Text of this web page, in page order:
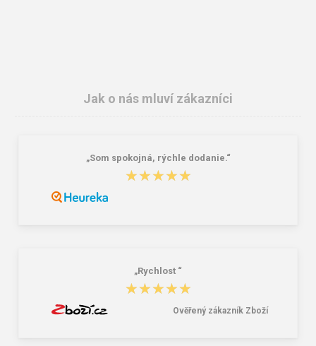
BEFADO 067D002 dámské
pantofle CLIP MummyMe růžové
354,00 Kč
Jak o nás mluví zákazníci
„Som spokojná, rýchle dodanie.“
★★★★★
★★★★★
„Rychlost “
★★★★★
★★★★★
Ověřený zákazník Zboží